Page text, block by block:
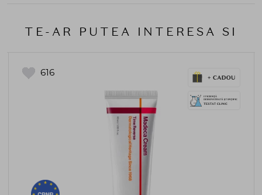
TE-AR PUTEA INTERESA SI
616